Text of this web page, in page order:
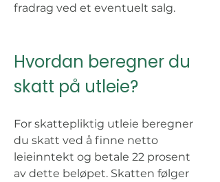
fradrag ved et eventuelt salg.
Hvordan beregner du
skatt på utleie?
For skattepliktig utleie beregner
du skatt ved å finne netto
leieinntekt og betale 22 prosent
av dette beløpet. Skatten følger